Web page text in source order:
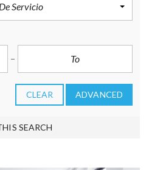
Servicio
CLEAR ADVANCED
SEARCH